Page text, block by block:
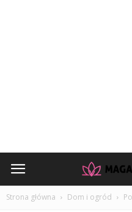
Strona główna Dom i ogród